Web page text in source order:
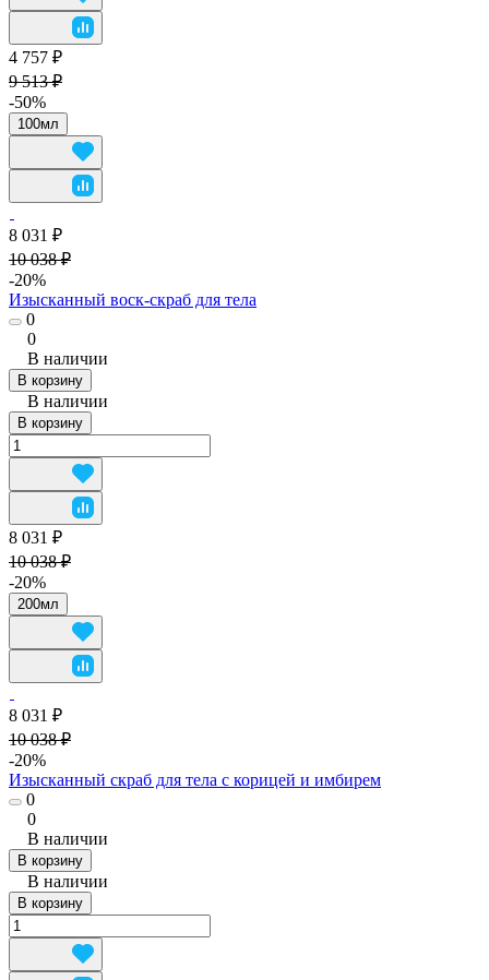
4 757 ₽
9 513 ₽
-50%
100мл
8 031 ₽
10 038 ₽
-20%
Изысканный воск-скраб для тела
0
0
В наличии
В корзину
В наличии
В корзину
8 031 ₽
10 038 ₽
-20%
200мл
8 031 ₽
10 038 ₽
-20%
Изысканный скраб для тела с корицей и имбирем
0
0
В наличии
В корзину
В наличии
В корзину